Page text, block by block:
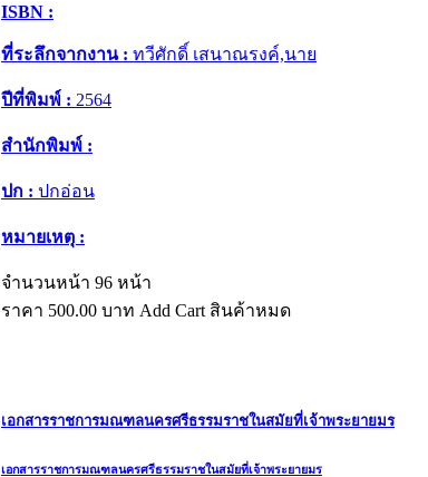
ISBN :
ที่ระลึกจากงาน : ทวีศักดิ์ เสนาณรงค์,นาย
ปีที่พิมพ์ : 2564
สำนักพิมพ์ :
ปก : ปกอ่อน
หมายเหตุ :
จำนวนหน้า 96 หน้า
ราคา 500.00 บาท Add Cart สินค้าหมด
เอกสารราชการมณฑลนครศรีธรรมราชในสมัยที่เจ้าพระยายมร
เอกสารราชการมณฑลนครศรีธรรมราชในสมัยที่เจ้าพระยายมร